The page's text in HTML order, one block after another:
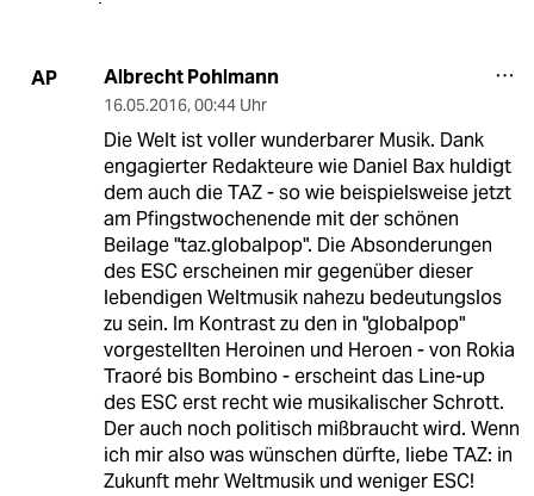
AP Albrecht Pohlmann
16.05.2016, 00:44 Uhr
Die Welt ist voller wunderbarer Musik. Dank
engagierter Redakteure wie Daniel Bax huldigt
dem auch die TAZ - so wie beispielsweise jetzt
am Pfingstwochenende mit der schönen
Beilage "taz.globalpop". Die Absonderungen
des ESC erscheinen mir gegenüber dieser
lebendigen Weltmusik nahezu bedeutungslos
zu sein. Im Kontrast zu den in "globalpop"
vorgestellten Heroinen und Heroen - von Rokia
Traoré bis Bombino - erscheint das Line-up
des ESC erst recht wie musikalischer Schrott.
Der auch noch politisch mißbraucht wird. Wenn
ich mir also was wünschen dürfte, liebe TAZ: in
Zukunft mehr Weltmusik und weniger ESC!